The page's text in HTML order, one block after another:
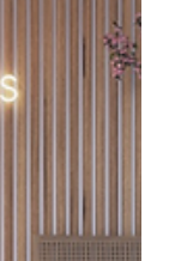
beginnt: Im